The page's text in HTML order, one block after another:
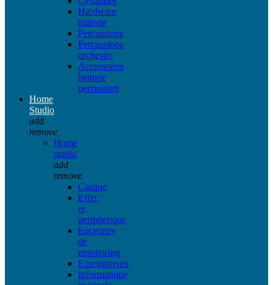
Hardware
batterie
Percussions
Percussions
orchestre
Accessoires
batterie
percussion
Home
Studio
add
remove
Home
studio
add
remove
Casque
Effet
et
peripherique
Enceintes
de
monitoring
Enregistreurs
Informatique